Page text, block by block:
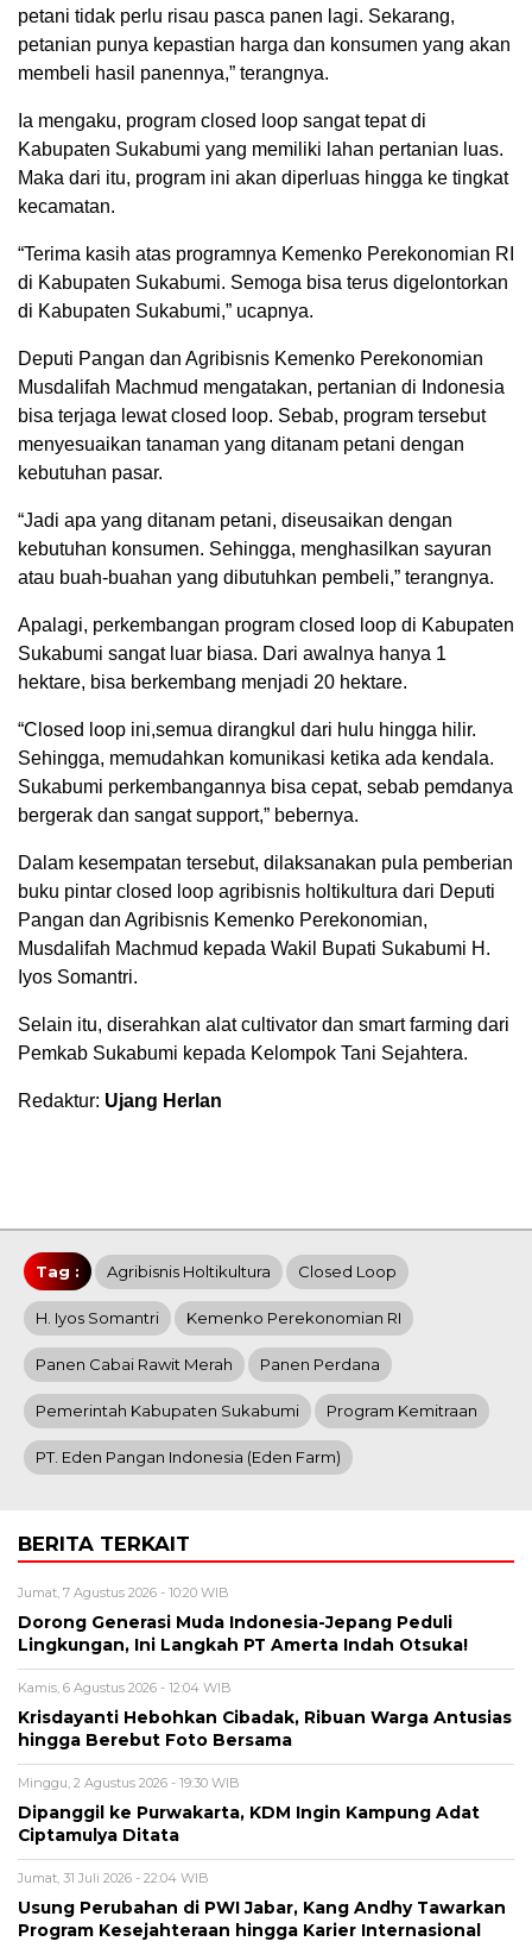
petani tidak perlu risau pasca panen lagi. Sekarang,
petanian punya kepastian harga dan konsumen yang akan
membeli hasil panennya,” terangnya.
Ia mengaku, program closed loop sangat tepat di
Kabupaten Sukabumi yang memiliki lahan pertanian luas.
Maka dari itu, program ini akan diperluas hingga ke tingkat
kecamatan.
“Terima kasih atas programnya Kemenko Perekonomian RI
di Kabupaten Sukabumi. Semoga bisa terus digelontorkan
di Kabupaten Sukabumi,” ucapnya.
Deputi Pangan dan Agribisnis Kemenko Perekonomian
Musdalifah Machmud mengatakan, pertanian di Indonesia
bisa terjaga lewat closed loop. Sebab, program tersebut
menyesuaikan tanaman yang ditanam petani dengan
kebutuhan pasar.
“Jadi apa yang ditanam petani, diseusaikan dengan
kebutuhan konsumen. Sehingga, menghasilkan sayuran
atau buah-buahan yang dibutuhkan pembeli,” terangnya.
Apalagi, perkembangan program closed loop di Kabupaten
Sukabumi sangat luar biasa. Dari awalnya hanya 1
hektare, bisa berkembang menjadi 20 hektare.
“Closed loop ini,semua dirangkul dari hulu hingga hilir.
Sehingga, memudahkan komunikasi ketika ada kendala.
Sukabumi perkembangannya bisa cepat, sebab pemdanya
bergerak dan sangat support,” bebernya.
Dalam kesempatan tersebut, dilaksanakan pula pemberian
buku pintar closed loop agribisnis holtikultura dari Deputi
Pangan dan Agribisnis Kemenko Perekonomian,
Musdalifah Machmud kepada Wakil Bupati Sukabumi H.
Iyos Somantri.
Selain itu, diserahkan alat cultivator dan smart farming dari
Pemkab Sukabumi kepada Kelompok Tani Sejahtera.
Redaktur: Ujang Herlan
Tag : Agribisnis Holtikultura Closed Loop
H. Iyos Somantri Kemenko Perekonomian RI
Panen Cabai Rawit Merah Panen Perdana
Pemerintah Kabupaten Sukabumi Program Kemitraan
PT. Eden Pangan Indonesia (Eden Farm)
BERITA TERKAIT
Jumat, 7 Agustus 2026 - 10:20 WIB
Dorong Generasi Muda Indonesia-Jepang Peduli
Lingkungan, Ini Langkah PT Amerta Indah Otsuka!
Kamis, 6 Agustus 2026 - 12:04 WIB
Krisdayanti Hebohkan Cibadak, Ribuan Warga Antusias
hingga Berebut Foto Bersama
Minggu, 2 Agustus 2026 - 19:30 WIB
Dipanggil ke Purwakarta, KDM Ingin Kampung Adat
Ciptamulya Ditata
Jumat, 31 Juli 2026 - 22:04 WIB
Usung Perubahan di PWI Jabar, Kang Andhy Tawarkan
Program Kesejahteraan hingga Karier Internasional